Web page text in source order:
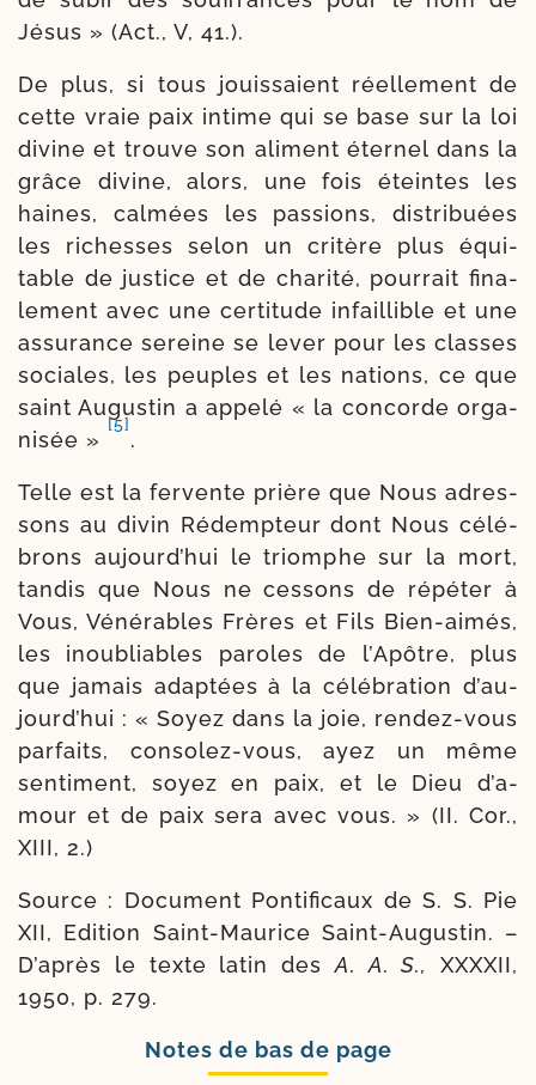
Jésus » (Act., V, 41.).
De plus, si tous jouis­saient réel­le­ment de
cette vraie paix intime qui se base sur la loi
divine et trouve son ali­ment éter­nel dans la
grâce divine, alors, une fois éteintes les
haines, cal­mées les pas­sions, dis­tri­buées
les richesses selon un cri­tère plus équi­
table de jus­tice et de cha­ri­té, pour­rait fina­
le­ment avec une cer­ti­tude infaillible et une
assu­rance sereine se lever pour les classes
sociales, les peuples et les nations, ce que
saint Augustin a appe­lé « la concorde orga­
ni­sée »
[5]
.
Telle est la fer­vente prière que Nous adres­
sons au divin Rédempteur dont Nous célé­
brons aujourd’­hui le triomphe sur la mort,
tan­dis que Nous ne ces­sons de répé­ter à
Vous, Vénérables Frères et Fils Bien-​aimés,
les inou­bliables paroles de l’Apôtre, plus
que jamais adap­tées à la célé­bra­tion d’au­
jourd’­hui : « Soyez dans la joie, rendez-​vous
par­faits, consolez-​vous, ayez un même
sen­ti­ment, soyez en paix, et le Dieu d’a­
mour et de paix sera avec vous. » (II. Cor.,
XIII, 2.)
Source : Document Pontificaux de S. S. Pie
XII, Edition Saint-​Maurice Saint-​Augustin. –
D’après le texte latin desA. A. S.,
XXXXII,
1950, p. 279.
Notes de bas de page